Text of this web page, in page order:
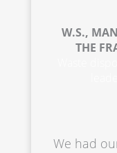
W.S.,
THE
We had